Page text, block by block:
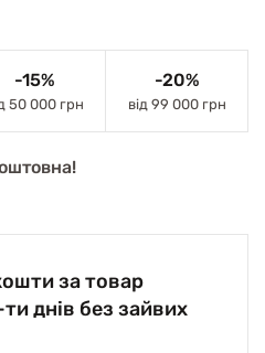
-15%
50 000 грн
-20%
від 99 000 грн
за товар
днів без зайвих